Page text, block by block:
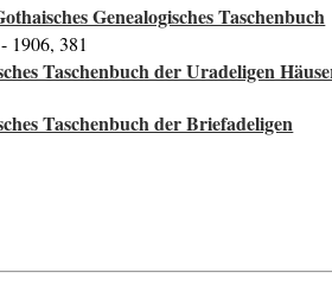
Genealogisches Taschenbuch
- 1906, 381
Taschenbuch der Uradeligen
Taschenbuch der Briefadeligen